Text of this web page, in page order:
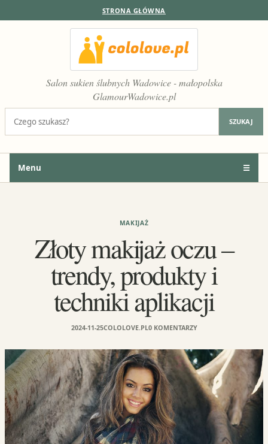
STRONA GŁÓWNA
Salon sukien ślubnych Wadowice - małopolska
GlamourWadowice.pl
SZUKAJ
Menu ☰
MAKIJAŻ
Złoty makijaż oczu –
trendy, produkty i
techniki aplikacji
2024-11-25COLOLOVE.PL0 KOMENTARZY